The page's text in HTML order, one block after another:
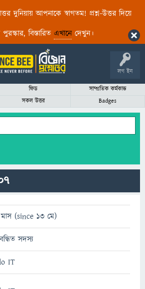
দুনিয়ায় আপনাকে স্বাগতম! প্রশ্ন-উত্তর দিয়ে
বিস্তারিত এখানেদেখুন।
লগ ইন
ফিড
সাম্প্রতিক কর্মকান্ড
সকল উত্তর Badges
(since 13 মে)
সদস্য
IT